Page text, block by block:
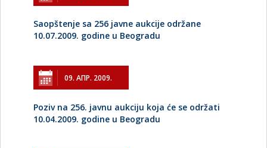
Saopštenje sa 256 javne aukcije održane
10.07.2009. godine u Beogradu
09. АПР. 2009.
Poziv na 256. javnu aukciju koja će se održati
10.04.2009. godine u Beogradu